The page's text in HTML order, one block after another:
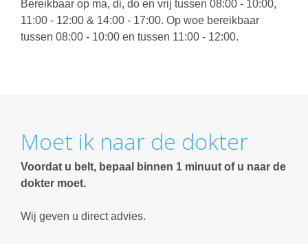
Bereikbaar op ma, di, do en vrij tussen 08:00 - 10:00,
11:00 - 12:00 & 14:00 - 17:00. Op woe bereikbaar
tussen 08:00 - 10:00 en tussen 11:00 - 12:00.
Moet ik naar de dokter
Voordat u belt, bepaal binnen 1 minuut of u naar de
dokter moet.
Wij geven u direct advies.